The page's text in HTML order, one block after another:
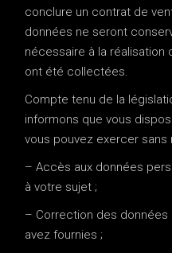
conclure un contrat de
données ne seront
nécessaire à la réalisation
ont été collectées.
Compte tenu de la
informons que vous
vous pouvez exercer sans
– Accès aux données
à votre sujet ;
– Correction des données
avez fournies ;